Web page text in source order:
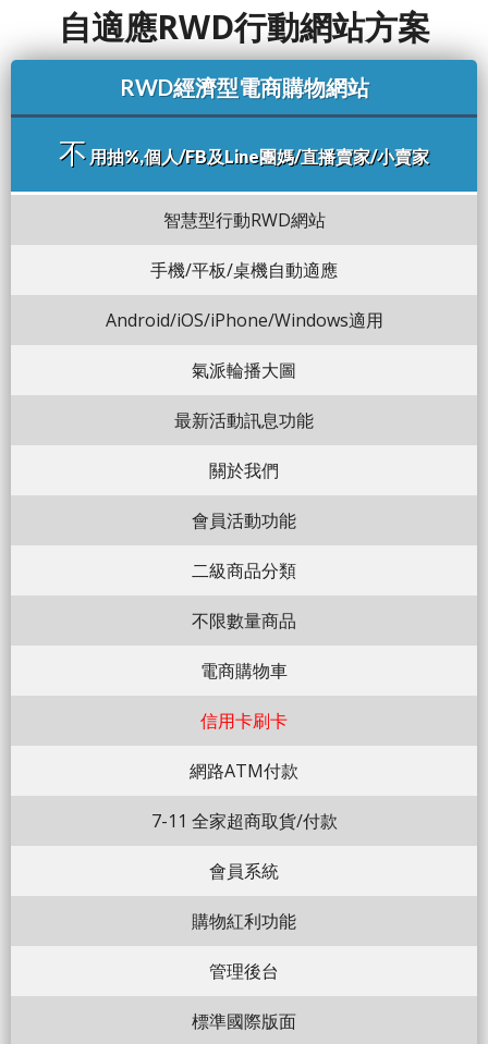
自適應RWD行動網站方案
RWD經濟型電商購物網站
不 用抽%,個人/FB及Line團媽/直播賣家/小賣家
智慧型行動RWD網站
手機/平板/桌機自動適應
Android/iOS/iPhone/Windows適用
氣派輪播大圖
最新活動訊息功能
關於我們
會員活動功能
二級商品分類
不限數量商品
電商購物車
信用卡刷卡
網路ATM付款
7-11 全家超商取貨/付款
會員系統
購物紅利功能
管理後台
標準國際版面